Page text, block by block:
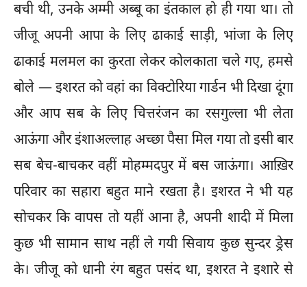
बची थी, उनके अम्मी अब्बू का इंतकाल हो ही गया था। तो
जीजू अपनी आपा के लिए ढाकाई साड़ी, भांजा के लिए
ढाकाई मलमल का कुरता लेकर कोलकाता चले गए, हमसे
बोले — इशरत को वहां का विक्टोरिया गार्डन भी दिखा दूंगा
और आप सब के लिए चित्तरंजन का रसगुल्ला भी लेता
आऊंगा और इंशाअल्लाह अच्छा पैसा मिल गया तो इसी बार
सब बेच-बाचकर वहीं मोहम्मदपुर में बस जाऊंगा। आख़िर
परिवार का सहारा बहुत माने रखता है। इशरत ने भी यह
सोचकर कि वापस तो यहीं आना है, अपनी शादी में मिला
कुछ भी सामान साथ नहीं ले गयी सिवाय कुछ सुन्दर ड्रेस
के। जीजू को धानी रंग बहुत पसंद था, इशरत ने इशारे से